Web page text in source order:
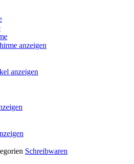
anzeigen
anzeigen
Schreibwaren